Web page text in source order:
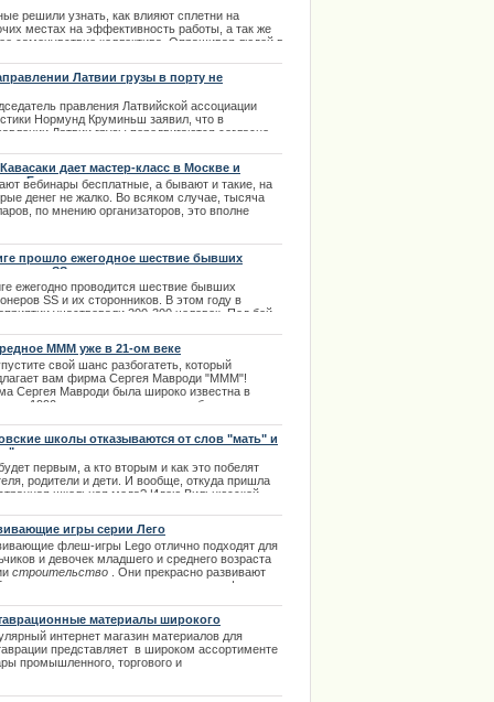
извинилось за нарушение
решили узнать, как влияют сплетни на
местах на эффективность работы, а так же
самочувствие коллектива. Опрашивая людей в
более сплоченным и дружелюбным.
Латвии грузы в порту не
правления Латвийской ассоциации
Нормунд Круминьш заявил, что в
Латвии грузы передвигаются согласно
дает мастер-класс в Москве и
Балтии
вебинары бесплатные, а бывают и такие, на
денег не жалко. Во всяком случае, тысяча
по мнению организаторов, это вполне
прошло ежегодное шествие бывших
SS и их сторонников
ежегодно проводится шествие бывших
SS и их сторонников. В этом году в
участвовали 200-300 человек. Под бой
прошли от Домской площади к памятнику
МММ уже в 21-ом веке
свой шанс разбогатеть, который
вам фирма Сергея Мавроди "МММ"!
Сергея Мавроди была широко известна в
в 1990-х годах, она успешно работала на
| 12.03.2014
школы отказываются от слов "мать" и
первым, а кто вторым и как это побелят
родители и дети. И вообще, откуда пришла
школьная мода? Идею Вильнюсской
не использовать слово "мама", подхватили и
игры серии Лего
флеш-игры Lego отлично подходят для
и девочек младшего и среднего возраста
строительство . Они прекрасно развивают
креативность и размышление. |
материалы широкого
интернет магазин материалов для
представляет в широком ассортименте
промышленного, торгового и